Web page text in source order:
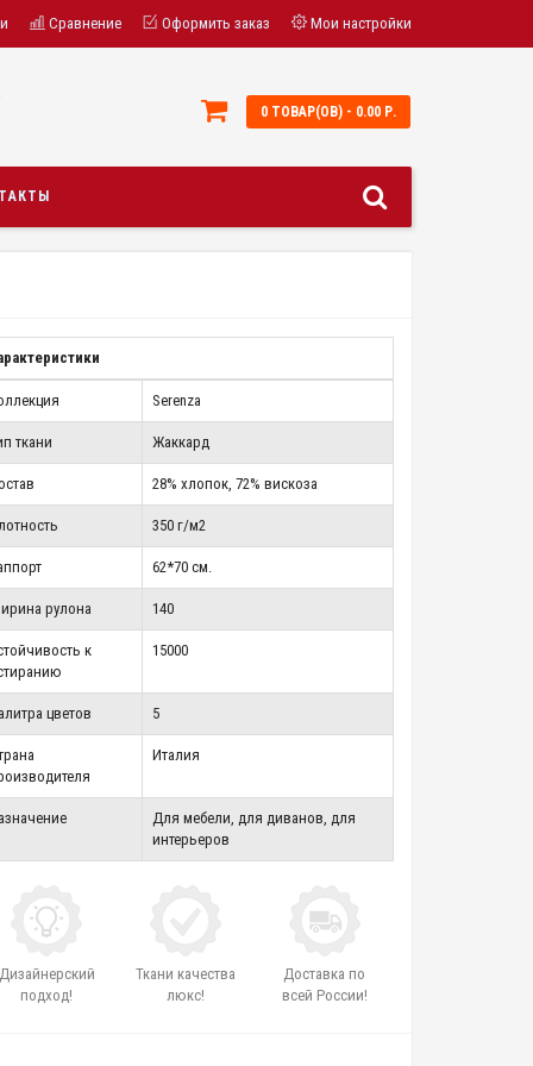
Сравнение Оформить заказ Мои настройки
0 ТОВАР(ОВ) - 0.00 Р.
Serenza
ткани Жаккард
28% хлопок, 72% вискоза
350 г/м2
62*70 см.
рулона 140
к
15000
цветов 5
Италия
Для мебели, для диванов, для
интерьеров
подход!
Ткани качества
люкс!
Доставка по
всей России!